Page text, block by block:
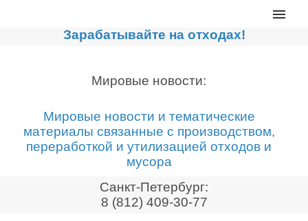
Главная
Сортировочные линии
Дробильное оборудование
Компакторы, контейнеры
Реализованные проекты
Видео
Зарабатывайте на отходах!
Мировые новости:
Мировые новости и тематические
материалы связанные с производством,
переработкой и утилизацией отходов и
мусора
Санкт-Петербург:
8 (812) 409-30-77